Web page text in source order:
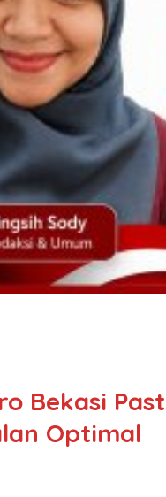
Bekasi
Optimal